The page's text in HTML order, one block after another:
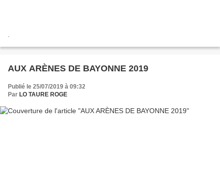
.
AUX ARÈNES DE BAYONNE 2019
Publié le 25/07/2019 à 09:32
Par LO TAURE ROGE